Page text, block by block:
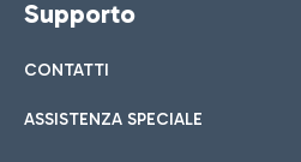
Supporto
CONTATTI
ASSISTENZA SPECIALE